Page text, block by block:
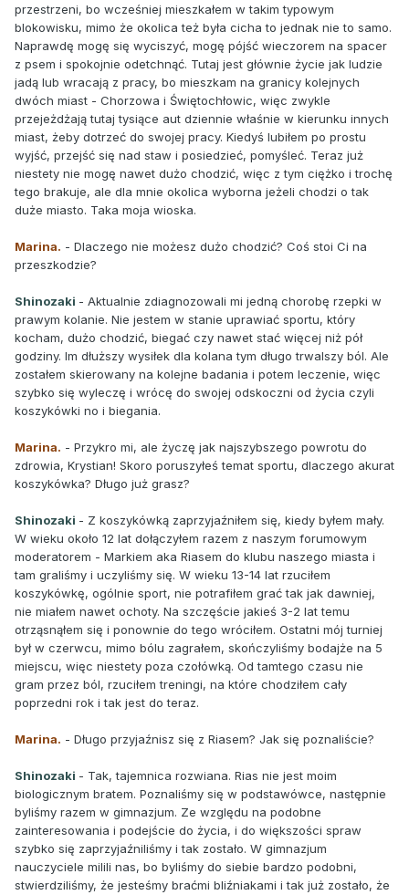
przestrzeni, bo wcześniej mieszkałem w takim typowym
blokowisku, mimo że okolica też była cicha to jednak nie to samo.
Naprawdę mogę się wyciszyć, mogę pójść wieczorem na spacer
z psem i spokojnie odetchnąć. Tutaj jest głównie życie jak ludzie
jadą lub wracają z pracy, bo mieszkam na granicy kolejnych
dwóch miast - Chorzowa i Świętochłowic, więc zwykle
przejeżdżają tutaj tysiące aut dziennie właśnie w kierunku innych
miast, żeby dotrzeć do swojej pracy. Kiedyś lubiłem po prostu
wyjść, przejść się nad staw i posiedzieć, pomyśleć. Teraz już
niestety nie mogę nawet dużo chodzić, więc z tym ciężko i trochę
tego brakuje, ale dla mnie okolica wyborna jeżeli chodzi o tak
duże miasto. Taka moja wioska.
Marina. - Dlaczego nie możesz dużo chodzić? Coś stoi Ci na
przeszkodzie?
Shinozaki - Aktualnie zdiagnozowali mi jedną chorobę rzepki w
prawym kolanie. Nie jestem w stanie uprawiać sportu, który
kocham, dużo chodzić, biegać czy nawet stać więcej niż pół
godziny. Im dłuższy wysiłek dla kolana tym długo trwalszy ból. Ale
zostałem skierowany na kolejne badania i potem leczenie, więc
szybko się wyleczę i wrócę do swojej odskoczni od życia czyli
koszykówki no i biegania.
Marina. - Przykro mi, ale życzę jak najszybszego powrotu do
zdrowia, Krystian! Skoro poruszyłeś temat sportu, dlaczego akurat
koszykówka? Długo już grasz?
Shinozaki - Z koszykówką zaprzyjaźniłem się, kiedy byłem mały.
W wieku około 12 lat dołączyłem razem z naszym forumowym
moderatorem - Markiem aka Riasem do klubu naszego miasta i
tam graliśmy i uczyliśmy się. W wieku 13-14 lat rzuciłem
koszykówkę, ogólnie sport, nie potrafiłem grać tak jak dawniej,
nie miałem nawet ochoty. Na szczęście jakieś 3-2 lat temu
otrząsnąłem się i ponownie do tego wróciłem. Ostatni mój turniej
był w czerwcu, mimo bólu zagrałem, skończyliśmy bodajże na 5
miejscu, więc niestety poza czołówką. Od tamtego czasu nie
gram przez ból, rzuciłem treningi, na które chodziłem cały
poprzedni rok i tak jest do teraz.
Marina. - Długo przyjaźnisz się z Riasem? Jak się poznaliście?
Shinozaki - Tak, tajemnica rozwiana. Rias nie jest moim
biologicznym bratem. Poznaliśmy się w podstawówce, następnie
byliśmy razem w gimnazjum. Ze względu na podobne
zainteresowania i podejście do życia, i do większości spraw
szybko się zaprzyjaźniliśmy i tak zostało. W gimnazjum
nauczyciele milili nas, bo byliśmy do siebie bardzo podobni,
stwierdziliśmy, że jesteśmy braćmi bliźniakami i tak już zostało, że